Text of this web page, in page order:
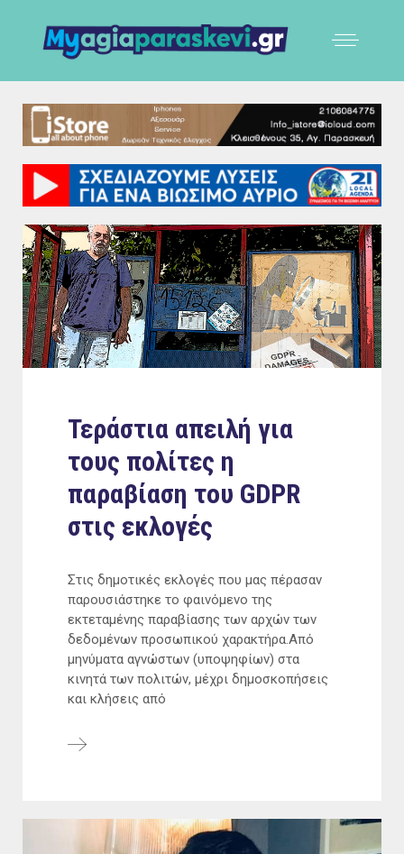
Τεράστια απειλή για
τους πολίτες η
παραβίαση του GDPR
στις εκλογές
Στις δημοτικές εκλογές που μας πέρασαν
παρουσιάστηκε το φαινόμενο της
εκτεταμένης παραβίασης των αρχών των
δεδομένων προσωπικού χαρακτήρα.Από
μηνύματα αγνώστων (υποψηφίων) στα
κινητά των πολιτών, μέχρι δημοσκοπήσεις
και κλήσεις από